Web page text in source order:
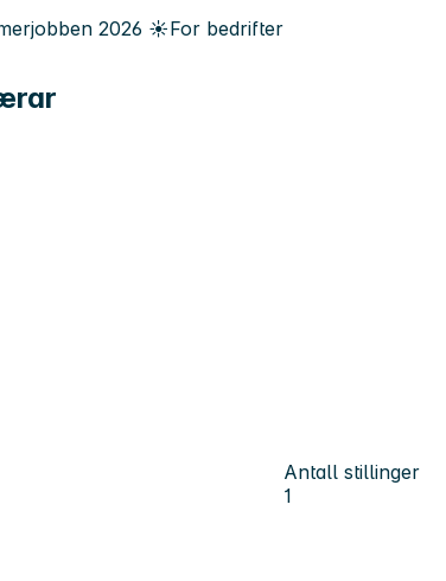
2026 ☀️For bedrifter
Antall stillinger
1